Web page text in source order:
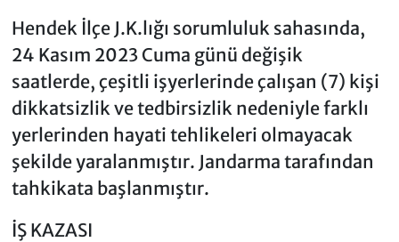
Hendek İlçe J.K.lığı sorumluluk sahasında,
24 Kasım 2023 Cuma günü değişik
saatlerde, çeşitli işyerlerinde çalışan (7) kişi
dikkatsizlik ve tedbirsizlik nedeniyle farklı
yerlerinden hayati tehlikeleri olmayacak
şekilde yaralanmıştır. Jandarma tarafından
tahkikata başlanmıştır.
İŞ KAZASI